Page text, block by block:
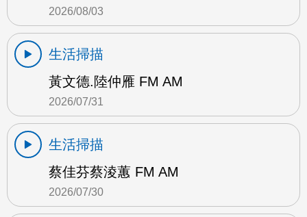
2026/08/03
生活掃描
黃文德.陸仲雁 FM AM
2026/07/31
生活掃描
蔡佳芬蔡淩蕙 FM AM
2026/07/30